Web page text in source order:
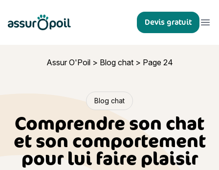
Assur O'Poil Devis gratuit
Assur O'Poil> Blog chat> Page 24
Blog chat
Comprendre son chat
et son comportement
pour lui faire plaisir